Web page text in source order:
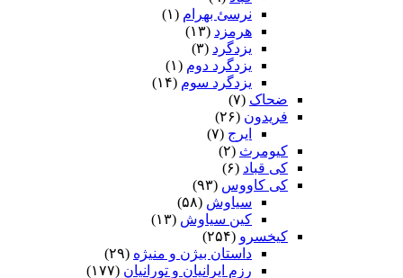
نرسئ بهرام‏ (۱)
هرمزد (۱۳)
یزدگرد (۳)
یزدگرد دوم (۱)
یزدگرد سوم (۱۴)
ضحاک (۷)
فریدون (۲۶)
ایرج (۷)
کیومرث (۲)
کی قباد (۶)
کی کاووس (۹۳)
سیاوش (۵۸)
کین سیاوش (۱۳)
کیخسرو (۲۵۴)
داستان بیژن و منیژه (۲۹)
رزم ایرانیان و تورانیان (۱۷۷)